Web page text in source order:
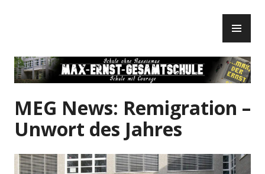
MEG News: Remigration –
Unwort des Jahres